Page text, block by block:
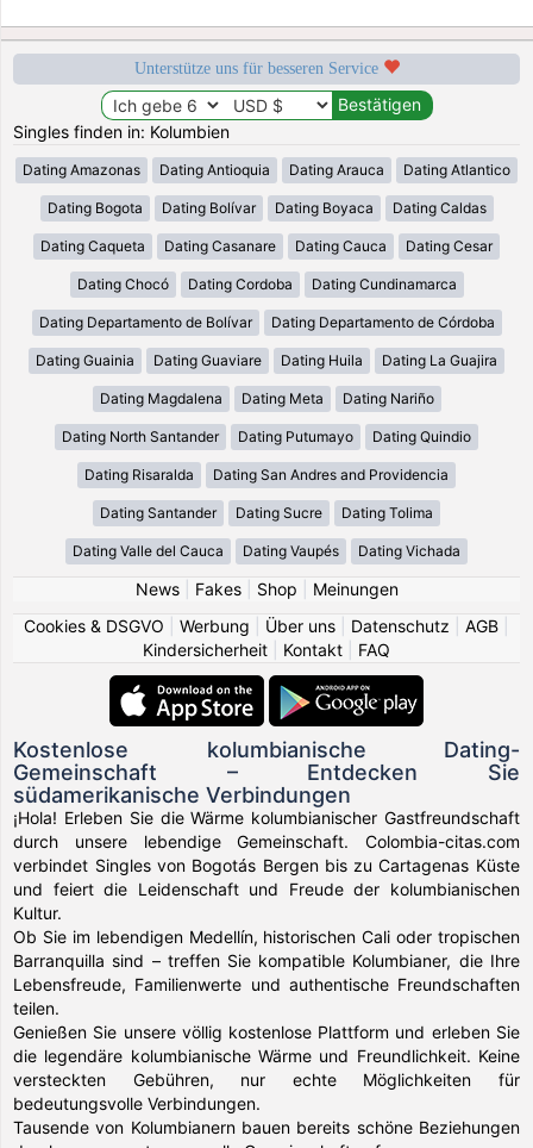
Unterstütze uns für besseren Service
Singles finden in: Kolumbien
Dating Amazonas Dating Antioquia Dating Arauca Dating Atlantico
Dating Bogota Dating Bolívar Dating Boyaca Dating Caldas
Dating Caqueta Dating Casanare Dating Cauca Dating Cesar
Dating Chocó Dating Cordoba Dating Cundinamarca
Dating Departamento de Bolívar Dating Departamento de Córdoba
Dating Guainia Dating Guaviare Dating Huila Dating La Guajira
Dating Magdalena Dating Meta Dating Nariño
Dating North Santander Dating Putumayo Dating Quindio
Dating Risaralda Dating San Andres and Providencia
Dating Santander Dating Sucre Dating Tolima
Dating Valle del Cauca Dating Vaupés Dating Vichada
News| Fakes| Shop
Meinungen
Cookies & DSGVO
Werbung Über uns Datenschutz AGB
Kindersicherheit
Kontakt FAQ
Kostenlose kolumbianische Dating-
Gemeinschaft – Entdecken Sie
südamerikanische Verbindungen
¡Hola! Erleben Sie die Wärme kolumbianischer Gastfreundschaft
durch unsere lebendige Gemeinschaft. Colombia-citas.com
verbindet Singles von Bogotás Bergen bis zu Cartagenas Küste
und feiert die Leidenschaft und Freude der kolumbianischen
Kultur.
Ob Sie im lebendigen Medellín, historischen Cali oder tropischen
Barranquilla sind – treffen Sie kompatible Kolumbianer, die Ihre
Lebensfreude, Familienwerte und authentische Freundschaften
teilen.
Genießen Sie unsere völlig kostenlose Plattform und erleben Sie
die legendäre kolumbianische Wärme und Freundlichkeit. Keine
versteckten Gebühren, nur echte Möglichkeiten für
bedeutungsvolle Verbindungen.
Tausende von Kolumbianern bauen bereits schöne Beziehungen